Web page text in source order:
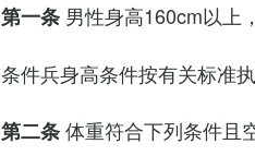
第一条 男性身高160cm以上
条件兵身高条件按有关标准执
第二条体重符合下列条件且